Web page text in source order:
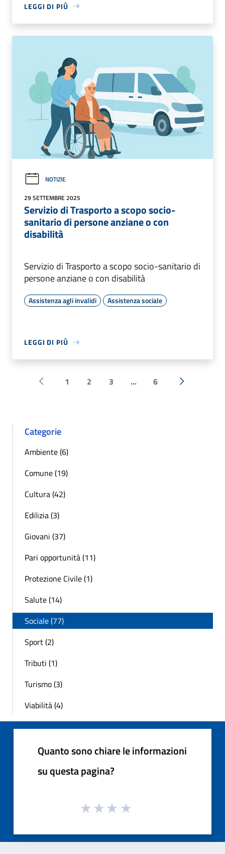
LEGGI DI PIÙ
NOTIZIE
29 SETTEMBRE 2025
Servizio di Trasporto a scopo socio-
sanitario di persone anziane o con
disabilità
Servizio di Trasporto a scopo socio-sanitario di
persone anziane o con disabilità
Assistenza agli invalidi Assistenza sociale
LEGGI DI PIÙ
Pagina precedente
1 2 3 ... 6 Successiva
Categorie
Ambiente (6)
Comune (19)
Cultura (42)
Edilizia (3)
Giovani (37)
Pari opportunità (11)
Protezione Civile (1)
Salute (14)
Sociale (77)
Sport (2)
Tributi (1)
Turismo (3)
Viabilità (4)
Quanto sono chiare le informazioni
su questa pagina?